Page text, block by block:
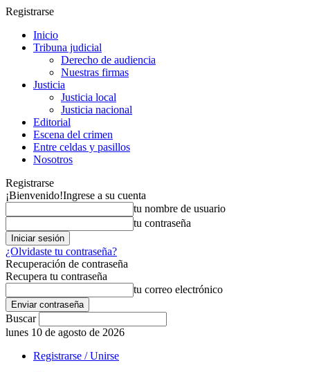
Registrarse
Inicio
Tribuna judicial
Derecho de audiencia
Nuestras firmas
Justicia
Justicia local
Justicia nacional
Editorial
Escena del crimen
Entre celdas y pasillos
Nosotros
Registrarse
¡Bienvenido!Ingrese a su cuenta
tu nombre de usuario
tu contraseña
¿Olvidaste tu contraseña?
Recuperación de contraseña
Recupera tu contraseña
tu correo electrónico
Buscar
lunes 10 de agosto de 2026
Registrarse / Unirse